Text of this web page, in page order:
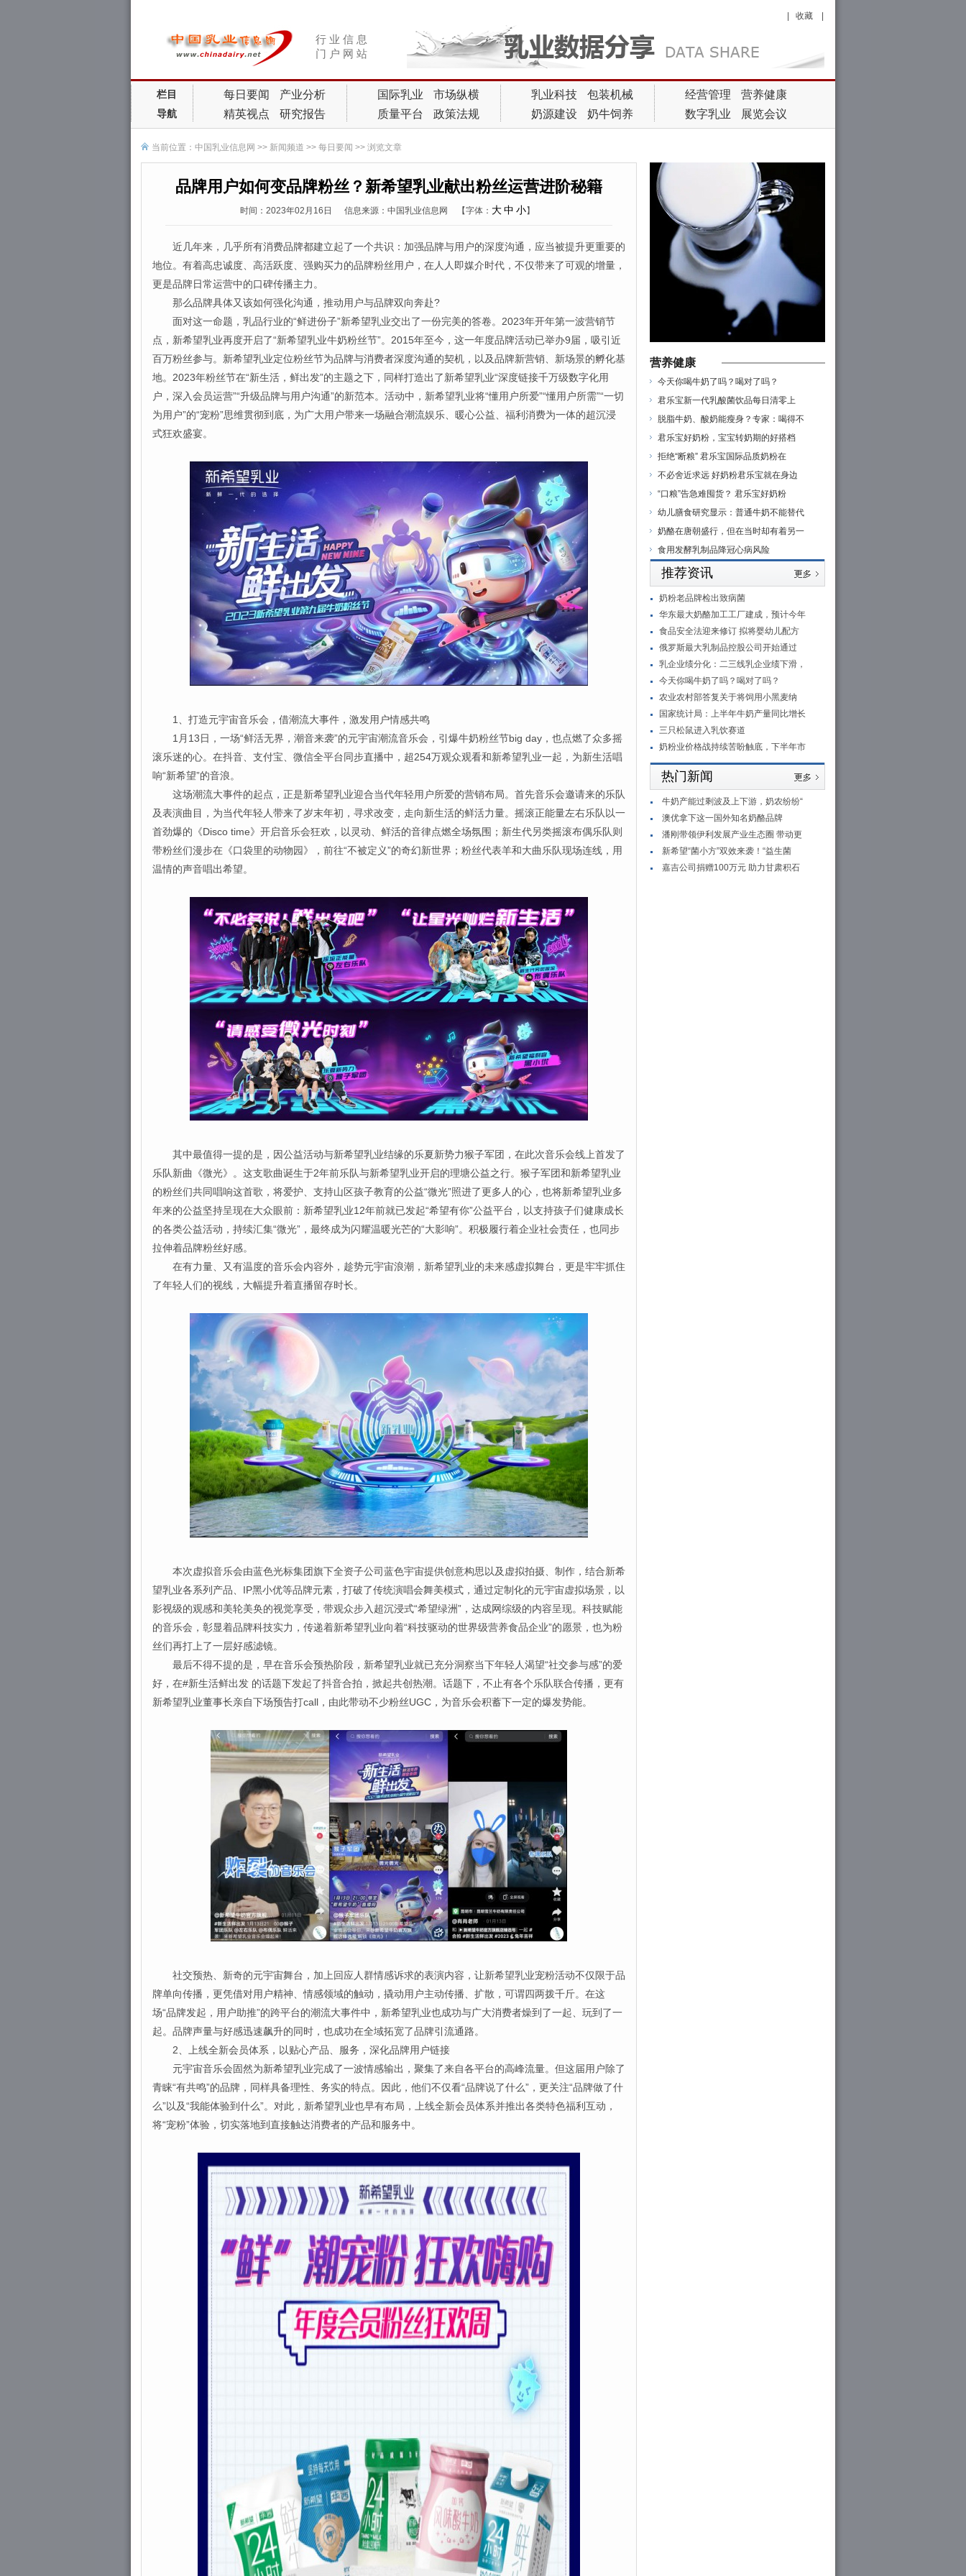
行 业 信 息
门 户 网 站
收藏
栏目
导航
每日要闻
产业分析
精英视点
研究报告
国际乳业
市场纵横
质量平台
政策法规
乳业科技
包装机械
奶源建设
奶牛饲养
经营管理
营养健康
数字乳业
展览会议
当前位置： 中国乳业信息网 >> 新闻频道 >> 每日要闻 >> 浏览文章
品牌用户如何变品牌粉丝？新希望乳业献出粉丝运营进阶秘籍
时间：2023年02月16日 信息来源：中国乳业信息网 【字体： 大 中 小】
近几年来，几乎所有消费品牌都建立起了一个共识：加强品牌与用户的深度沟通，应当被提升更重要的
地位。有着高忠诚度、高活跃度、强购买力的品牌粉丝用户，在人人即媒介时代，不仅带来了可观的增量，
更是品牌日常运营中的口碑传播主力。
那么品牌具体又该如何强化沟通，推动用户与品牌双向奔赴?
面对这一命题，乳品行业的“鲜进份子”新希望乳业交出了一份完美的答卷。2023年开年第一波营销节
点，新希望乳业再度开启了“新希望乳业牛奶粉丝节”。2015年至今，这一年度品牌活动已举办9届，吸引近
百万粉丝参与。新希望乳业定位粉丝节为品牌与消费者深度沟通的契机，以及品牌新营销、新场景的孵化基
地。2023年粉丝节在“新生活，鲜出发”的主题之下，同样打造出了新希望乳业“深度链接千万级数字化用
户，深入会员运营”“升级品牌与用户沟通”的新范本。活动中，新希望乳业将“懂用户所爱”“懂用户所需”“一切
为用户”的“宠粉”思维贯彻到底，为广大用户带来一场融合潮流娱乐、暖心公益、福利消费为一体的超沉浸
式狂欢盛宴。
1、打造元宇宙音乐会，借潮流大事件，激发用户情感共鸣
1月13日，一场“鲜活无界，潮音来袭”的元宇宙潮流音乐会，引爆牛奶粉丝节big day，也点燃了众多摇
滚乐迷的心。在抖音、支付宝、微信全平台同步直播中，超254万观众观看和新希望乳业一起，为新生活唱
响“新希望”的音浪。
这场潮流大事件的起点，正是新希望乳业迎合当代年轻用户所爱的营销布局。首先音乐会邀请来的乐队
及表演曲目，为当代年轻人带来了岁末年初，寻求改变，走向新生活的鲜活力量。摇滚正能量左右乐队以一
首劲爆的《Disco time》开启音乐会狂欢，以灵动、鲜活的音律点燃全场氛围；新生代另类摇滚布偶乐队则
带粉丝们漫步在《口袋里的动物园》，前往“不被定义”的奇幻新世界；粉丝代表羊和大曲乐队现场连线，用
温情的声音唱出希望。
其中最值得一提的是，因公益活动与新希望乳业结缘的乐夏新势力猴子军团，在此次音乐会线上首发了
乐队新曲《微光》。这支歌曲诞生于2年前乐队与新希望乳业开启的理塘公益之行。猴子军团和新希望乳业
的粉丝们共同唱响这首歌，将爱护、支持山区孩子教育的公益“微光”照进了更多人的心，也将新希望乳业多
年来的公益坚持呈现在大众眼前：新希望乳业12年前就已发起“希望有你”公益平台，以支持孩子们健康成长
的各类公益活动，持续汇集“微光”，最终成为闪耀温暖光芒的“大影响”。积极履行着企业社会责任，也同步
拉伸着品牌粉丝好感。
在有力量、又有温度的音乐会内容外，趁势元宇宙浪潮，新希望乳业的未来感虚拟舞台，更是牢牢抓住
了年轻人们的视线，大幅提升着直播留存时长。
本次虚拟音乐会由蓝色光标集团旗下全资子公司蓝色宇宙提供创意构思以及虚拟拍摄、制作，结合新希
望乳业各系列产品、IP黑小优等品牌元素，打破了传统演唱会舞美模式，通过定制化的元宇宙虚拟场景，以
影视级的观感和美轮美奂的视觉享受，带观众步入超沉浸式“希望绿洲”，达成网综级的内容呈现。科技赋能
的音乐会，彰显着品牌科技实力，传递着新希望乳业向着“科技驱动的世界级营养食品企业”的愿景，也为粉
丝们再打上了一层好感滤镜。
最后不得不提的是，早在音乐会预热阶段，新希望乳业就已充分洞察当下年轻人渴望“社交参与感”的爱
好，在#新生活鲜出发 的话题下发起了抖音合拍，掀起共创热潮。话题下，不止有各个乐队联合传播，更有
新希望乳业董事长亲自下场预告打call，由此带动不少粉丝UGC，为音乐会积蓄下一定的爆发势能。
社交预热、新奇的元宇宙舞台，加上回应人群情感诉求的表演内容，让新希望乳业宠粉活动不仅限于品
牌单向传播，更凭借对用户精神、情感领域的触动，撬动用户主动传播、扩散，可谓四两拨千斤。在这
场“品牌发起，用户助推”的跨平台的潮流大事件中，新希望乳业也成功与广大消费者燥到了一起、玩到了一
起。品牌声量与好感迅速飙升的同时，也成功在全域拓宽了品牌引流通路。
2、上线全新会员体系，以贴心产品、服务，深化品牌用户链接
元宇宙音乐会固然为新希望乳业完成了一波情感输出，聚集了来自各平台的高峰流量。但这届用户除了
青睐“有共鸣”的品牌，同样具备理性、务实的特点。因此，他们不仅看“品牌说了什么”，更关注“品牌做了什
么”以及“我能体验到什么”。对此，新希望乳业也早有布局，上线全新会员体系并推出各类特色福利互动，
将“宠粉”体验，切实落地到直接触达消费者的产品和服务中。
营养健康
今天你喝牛奶了吗？喝对了吗？
君乐宝新一代乳酸菌饮品每日清零上
脱脂牛奶、酸奶能瘦身？专家：喝得不
君乐宝好奶粉，宝宝转奶期的好搭档
拒绝“断粮” 君乐宝国际品质奶粉在
不必舍近求远 好奶粉君乐宝就在身边
“口粮”告急难囤货？ 君乐宝好奶粉
幼儿膳食研究显示：普通牛奶不能替代
奶酪在唐朝盛行，但在当时却有着另一
食用发酵乳制品降冠心病风险
推荐资讯
奶粉老品牌检出致病菌
华东最大奶酪加工工厂建成，预计今年
食品安全法迎来修订 拟将婴幼儿配方
俄罗斯最大乳制品控股公司开始通过
乳企业绩分化：二三线乳企业绩下滑，
今天你喝牛奶了吗？喝对了吗？
农业农村部答复关于将饲用小黑麦纳
国家统计局：上半年牛奶产量同比增长
三只松鼠进入乳饮赛道
奶粉业价格战持续苦盼触底，下半年市
热门新闻
牛奶产能过剩波及上下游，奶农纷纷“
澳优拿下这一国外知名奶酪品牌
潘刚带领伊利发展产业生态圈 带动更
新希望“菌小方”双效来袭！“益生菌
嘉吉公司捐赠100万元 助力甘肃积石